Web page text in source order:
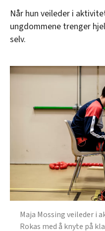
Når hun veileder i
ungdommene trenger
selv.
Maja Mossing veileder i
Rokas med å knyte på